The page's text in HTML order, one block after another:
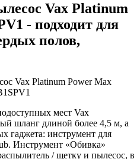
Vax Platinum
- подходит для
полов,
мест Vax
шланг длиной более 4,5 м, а
гаджета: инструмент для
Инструмент «Обивка»
/ щетку и пылесос, в